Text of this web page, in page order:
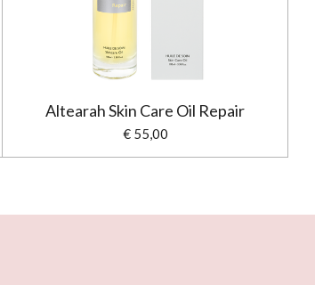
Altearah Skin Care Oil Repair
€ 55,00